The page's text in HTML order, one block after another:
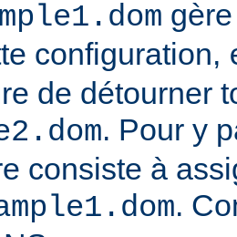
configuration,
de détourner
. Pour y
consiste à
.